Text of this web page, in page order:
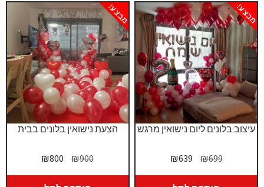
הצעת נישואין בלונים בבית
מבצע!
₪900
המחיר
₪800
המחיר
עיצוב בלונים ליום נישואין מרגש
מבצע!
₪699
המחיר
₪639